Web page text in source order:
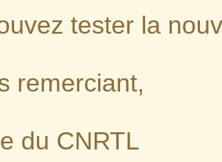
tester la
remerciant,
du CNRTL